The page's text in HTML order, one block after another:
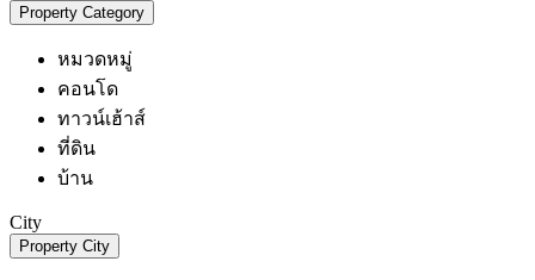
Property Category
หมวดหมู่
คอนโด
ทาวน์เฮ้าส์
ที่ดิน
บ้าน
City
Property City